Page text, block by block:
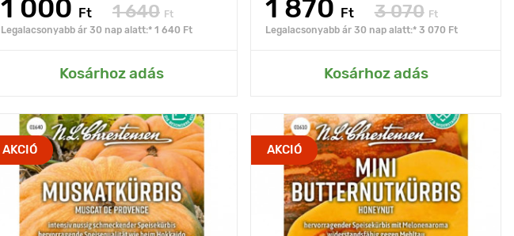
1 000 Ft 1 640 Ft
Legalacsonyabb ár 30 nap alatt:* 1 640 Ft
Kosárhoz adás
Hozzáadás az Én kertemhez
1 870 Ft 3 070 Ft
Legalacsonyabb ár 30 nap alatt:* 3 070 Ft
Kosárhoz adás
Hozzáadás az Én kertemhez
AKCIÓ
Jellemzők
kártevőállóság, kiváló
gyümölcsízesség,
kiváló elállóság és
szállíthatóság
Ültetési távolság 70 х 100 cm
AKCIÓ
Jellemzők
édes íze
sárgadinnyére
Kifejlett kori
magasság
futó típusú